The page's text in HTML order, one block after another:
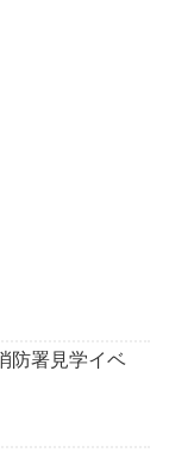
防署見学イベ